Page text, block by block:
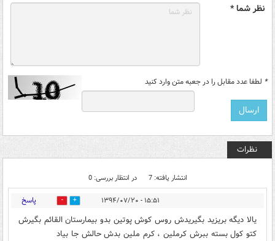
نظر شما *
* لطفا عدد مقابل را در جعبه متن وارد کنید
نظرات
انتشار یافته: 7 در انتظار بررسی: 0
۱۵:۵۱ - ۱۳۹۴/۰۷/۲۰ 0 پاسخ
یالا دیگه بریزید بگیریدش روس کوش پوتین بدو بیمارستان القائم بگیرش
کتو کول بسته ببرش کرملین ، کرم ملین بدش حالش جا بیاد